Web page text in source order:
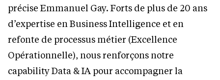
précise Emmanuel Gay. Forts de plus de 20 ans
d’expertise en Business Intelligence et en
refonte de processus métier (Excellence
Opérationnelle), nous renforçons notre
capability Data & IA pour accompagner la